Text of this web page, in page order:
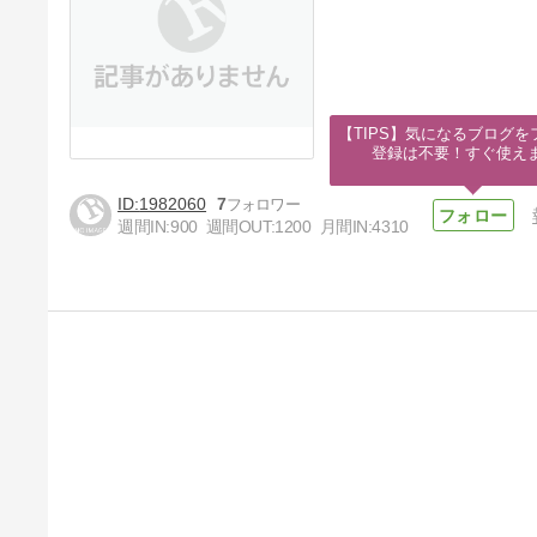
1982060 7
週間IN:900 週間OUT:1200 月間IN:4310
【TIPS】気になるブログを
登録は不要！すぐ使え